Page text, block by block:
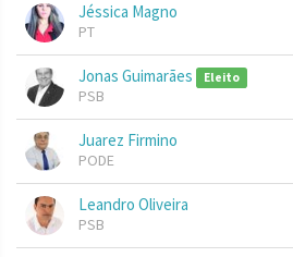
Jéssica Magno
PT
Jonas Guimarães Eleito
PSB
Juarez Firmino
PODE
Leandro Oliveira
PSB